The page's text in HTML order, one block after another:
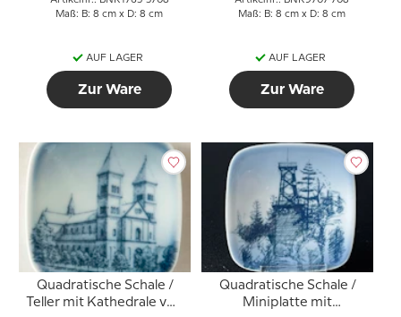
Maß: B: 8 cm x D: 8 cm
AUF LAGER
Zur Ware
Maß: B: 8 cm x D: 8 cm
AUF LAGER
Zur Ware
Quadratische Schale /
Teller mit Kathedrale von
Quadratische Schale /
Miniplatte mit